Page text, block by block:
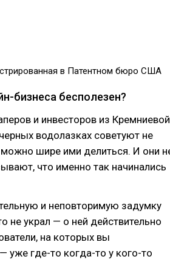
в Патентном бюро США
бизнеса бесполезен?
и инвесторов из Кремниевой
водолазках советуют не
шире ими делиться. И они
что именно так начинались
и неповторимую задумку
не украл — о ней действительно
на которых вы
уже где-то когда-то у кого-то